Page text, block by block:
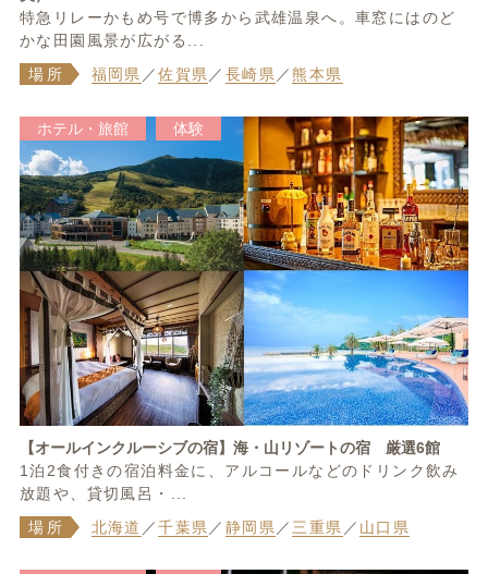
特急リレーかもめ号で博多から武雄温泉へ。車窓にはのど
かな田園風景が広がる...
場所
福岡県 ／佐賀県 ／ 長崎県 ／熊本県
ホテル・旅館 体験
【オールインクルーシブの宿】海・山リゾートの宿 厳選6館
1泊2食付きの宿泊料金に、アルコールなどのドリンク飲み
放題や、貸切風呂・...
場所
北海道 ／千葉県／ 静岡県／三重県 ／ 山口県